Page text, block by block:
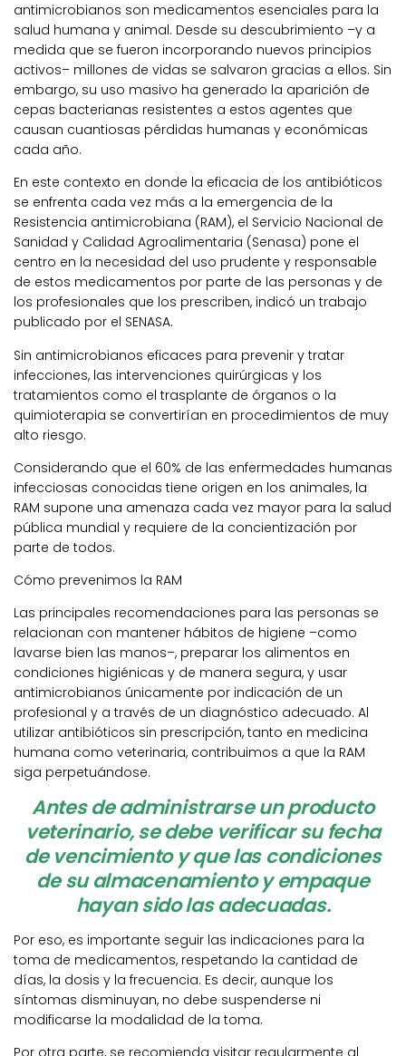
antimicrobianos son medicamentos esenciales para la
salud humana y animal. Desde su descubrimiento –y a
medida que se fueron incorporando nuevos principios
activos– millones de vidas se salvaron gracias a ellos. Sin
embargo, su uso masivo ha generado la aparición de
cepas bacterianas resistentes a estos agentes que
causan cuantiosas pérdidas humanas y económicas
cada año.
En este contexto en donde la eficacia de los antibióticos
se enfrenta cada vez más a la emergencia de la
Resistencia antimicrobiana (RAM), el Servicio Nacional de
Sanidad y Calidad Agroalimentaria (Senasa) pone el
centro en la necesidad del uso prudente y responsable
de estos medicamentos por parte de las personas y de
los profesionales que los prescriben, indicó un trabajo
publicado por el SENASA.
Sin antimicrobianos eficaces para prevenir y tratar
infecciones, las intervenciones quirúrgicas y los
tratamientos como el trasplante de órganos o la
quimioterapia se convertirían en procedimientos de muy
alto riesgo.
Considerando que el 60% de las enfermedades humanas
infecciosas conocidas tiene origen en los animales, la
RAM supone una amenaza cada vez mayor para la salud
pública mundial y requiere de la concientización por
parte de todos.
Cómo prevenimos la RAM
Las principales recomendaciones para las personas se
relacionan con mantener hábitos de higiene –como
lavarse bien las manos–, preparar los alimentos en
condiciones higiénicas y de manera segura, y usar
antimicrobianos únicamente por indicación de un
profesional y a través de un diagnóstico adecuado. Al
utilizar antibióticos sin prescripción, tanto en medicina
humana como veterinaria, contribuimos a que la RAM
siga perpetuándose.
Antes de administrarse un producto
veterinario, se debe verificar su fecha
de vencimiento y que las condiciones
de su almacenamiento y empaque
hayan sido las adecuadas.
Por eso, es importante seguir las indicaciones para la
toma de medicamentos, respetando la cantidad de
días, la dosis y la frecuencia. Es decir, aunque los
síntomas disminuyan, no debe suspenderse ni
modificarse la modalidad de la toma.
Por otra parte, se recomienda visitar regularmente al